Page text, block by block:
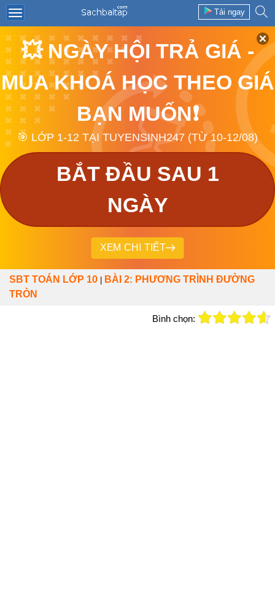
Tải ngay
💥 NGÀY HỘI TRẢ GIÁ -
MUA KHOÁ HỌC THEO GIÁ
BẠN MUỐN❗
🎯 LỚP 1-12 TẠI TUYENSINH247 (TỪ 10-12/08)
BẮT ĐẦU SAU 1
NGÀY
XEM CHI TIẾT
SBT TOÁN LỚP 10
BÀI 2: PHƯƠNG TRÌNH ĐƯỜNG
TRÒN
Bình chọn: